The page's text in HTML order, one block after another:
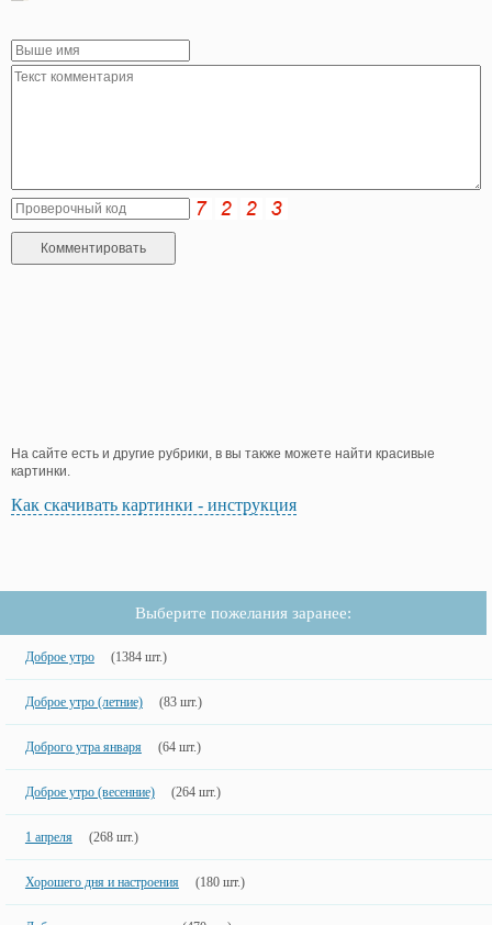
На сайте есть и другие рубрики, в вы также можете найти красивые
картинки.
Как скачивать картинки - инструкция
Выберите пожелания заранее:
Доброе утро (1384 шт.)
Доброе утро (летние) (83 шт.)
Доброго утра января (64 шт.)
Доброе утро (весенние) (264 шт.)
1 апреля (268 шт.)
Хорошего дня и настроения (180 шт.)